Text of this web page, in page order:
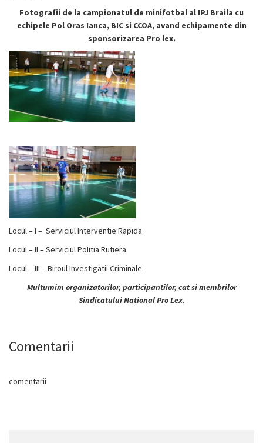
Fotografii de la campionatul de minifotbal al IPJ Braila cu
echipele Pol Oras Ianca, BIC si CCOA, avand echipamente din
sponsorizarea Pro lex.
Locul – I – Serviciul Interventie Rapida
Locul – II – Serviciul Politia Rutiera
Locul – III – Biroul Investigatii Criminale
Multumim organizatorilor, participantilor, cat si membrilor
Sindicatului National Pro Lex.
Comentarii
comentarii